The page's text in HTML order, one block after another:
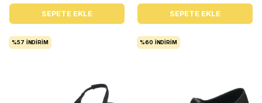
SEPETE EKLE SEPETE EKLE
%57 İNDIRIM %60 İNDIRIM